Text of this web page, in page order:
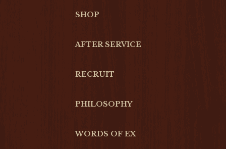
SHOP
AFTER SERVICE
RECRUIT
PHILOSOPHY
WORDS OF EX